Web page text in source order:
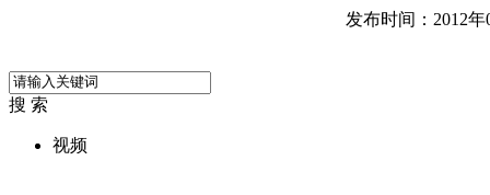
发布时间：2012年
搜 索
视频